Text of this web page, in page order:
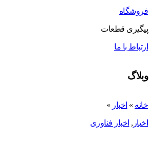
فروشگاه
پیگیری قطعات
ارتباط با ما
وبلاگ
خانه » اخبار »
اخبار , اخبار فناوری